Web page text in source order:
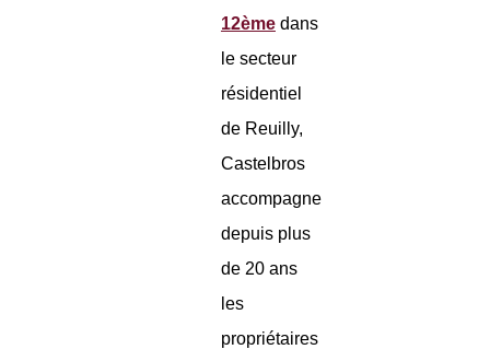
12èmedans
le secteur
résidentiel
de Reuilly,
Castelbros
accompagne
depuis plus
de 20 ans
les
propriétaires